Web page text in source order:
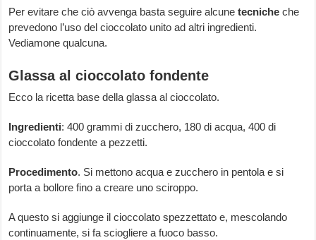
Per evitare che ciò avvenga basta seguire alcunetecniche che
prevedono l’uso del cioccolato unito ad altri ingredienti.
Vediamone qualcuna.
Glassa al cioccolato fondente
Ecco la ricetta base della glassa al cioccolato.
Ingredienti: 400 grammi di zucchero, 180 di acqua, 400 di
cioccolato fondente a pezzetti.
Procedimento. Si mettono acqua e zucchero in pentola e si
porta a bollore fino a creare uno sciroppo.
A questo si aggiunge il cioccolato spezzettato e, mescolando
continuamente, si fa sciogliere a fuoco basso.